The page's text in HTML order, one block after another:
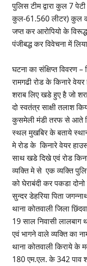
पुलिस टीम द्वारा कुल 7
कुल-61.560 लीटर) कुल
जप्त कर आरोपियो के
पंजीबद्ध कर विवेचना में
घटना का संक्षिप्त विवरण
रामगढी रोड के किनारे
शराब लिए खडे हुए है जो
दो स्वतंत्र साक्षी तलाश
कुसमेली मंडी तरफ से आते
स्थल मुखबिर के बताये स्थान
मे रोड के किनारे वेयर
साथ खडे दिखे एवं रोड
व्यक्ति मे से एक व्यक्ति
को घेराबंदी कर पकडा
सुन्दर डेहरिया पिता
थाना कोतवाली जिला
19 साल निवासी लालबाग
एवं भागने वाले व्यक्ति का
थाना कोतवाली किराये
180 एम.एल. के 342 पाव